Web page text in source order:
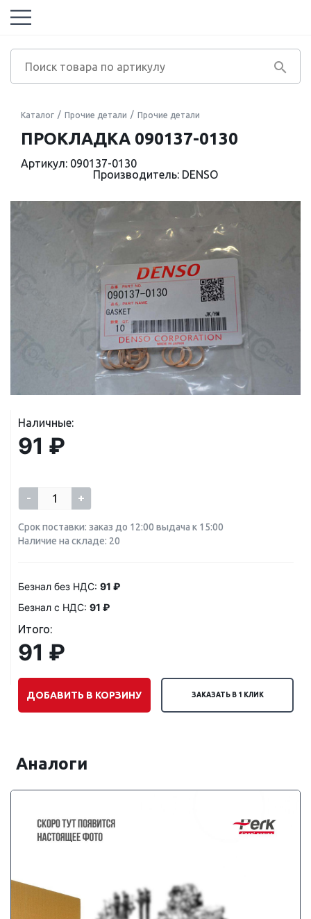
Каталог Прочие детали Прочие детали
ПРОКЛАДКА 090137-0130
Артикул: 090137-0130
Производитель: DENSO
Наличные:
91 ₽
- +
Срок поставки: заказ до 12:00 выдача к 15:00
Наличие на складе: 20
Безнал без НДС: 91 ₽
Безнал с НДС: 91 ₽
Итого:
91 ₽
ДОБАВИТЬ В КОРЗИНУ ЗАКАЗАТЬ В 1 КЛИК
Аналоги